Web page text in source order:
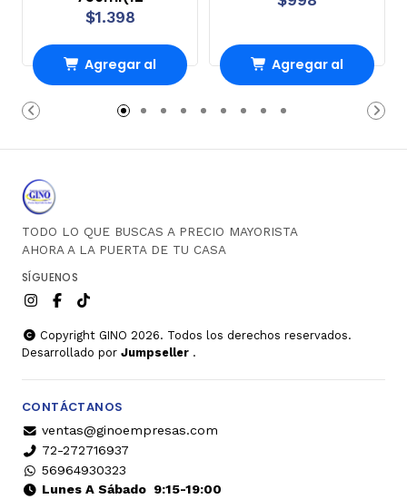
$1.398
Agregar al
Carro
Agregar al
Carro
TODO LO QUE BUSCAS A PRECIO MAYORISTA
AHORA A LA PUERTA DE TU CASA
SÍGUENOS
Copyright GINO 2026. Todos los derechos reservados.
Desarrollado por Jumpseller .
CONTÁCTANOS
ventas@ginoempresas.com
72-272716937
56964930323
Lunes A Sábado9:15-19:00